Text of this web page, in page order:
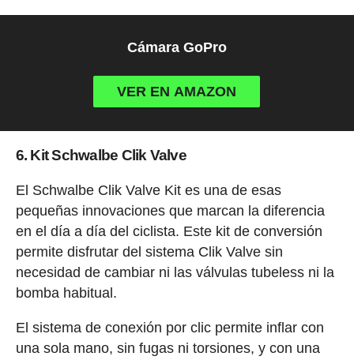
Cámara GoPro
VER EN AMAZON
6. Kit Schwalbe Clik Valve
El Schwalbe Clik Valve Kit es una de esas
pequeñas innovaciones que marcan la diferencia
en el día a día del ciclista. Este kit de conversión
permite disfrutar del sistema Clik Valve sin
necesidad de cambiar ni las válvulas tubeless ni la
bomba habitual.
El sistema de conexión por clic permite inflar con
una sola mano, sin fugas ni torsiones, y con una